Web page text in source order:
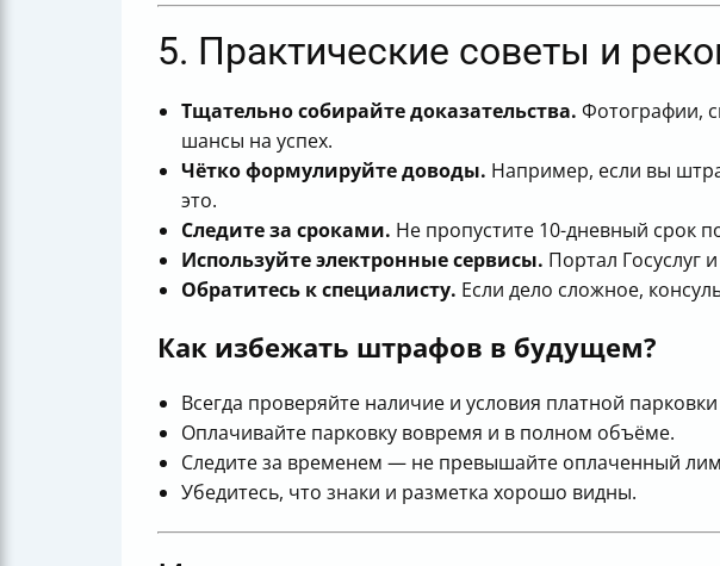
5. Практические советы и
Тщательно собирайте доказательства. Фотографии,
шансы на успех.
Чётко формулируйте доводы. Например, если вы
это.
Следите за сроками. Не пропустите 10-дневный срок
Используйте электронные сервисы. Портал Госуслуг
Обратитесь к специалисту. Если дело сложное,
Как избежать штрафов в будущем?
Всегда проверяйте наличие и условия платной
Оплачивайте парковку вовремя и в полном объёме.
Следите за временем — не превышайте оплаченный
Убедитесь, что знаки и разметка хорошо видны.